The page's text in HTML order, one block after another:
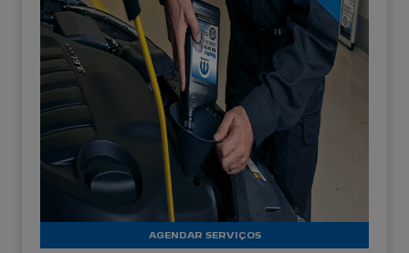
AGENDAR SERVIÇOS